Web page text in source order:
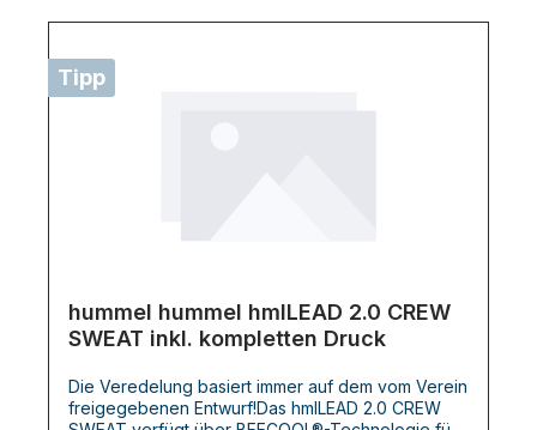
Tipp
hummel hummel hmlLEAD 2.0 CREW
SWEAT inkl. kompletten Druck
Die Veredelung basiert immer auf dem vom Verein
freigegebenen Entwurf!Das hmlLEAD 2.0 CREW